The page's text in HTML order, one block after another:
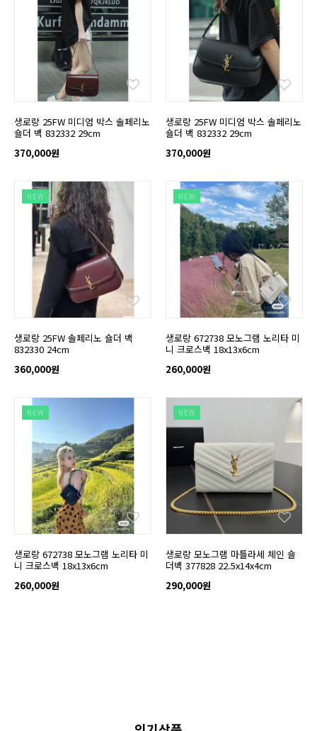
생로랑 25FW 미디엄 박스 솔페리노
숄더 백 832332 29cm
370,000원
생로랑 25FW 미디엄 박스 솔페리노
숄더 백 832332 29cm
370,000원
NEW
생로랑 25FW 솔페리노 숄더 백
832330 24cm
360,000원
NEW
생로랑 672738 모노그램 노리타 미
니 크로스백 18x13x6cm
260,000원
NEW
생로랑 672738 모노그램 노리타 미
니 크로스백 18x13x6cm
260,000원
NEW
생로랑 모노그램 마틀라세 체인 숄
더백 377828 22.5x14x4cm
290,000원